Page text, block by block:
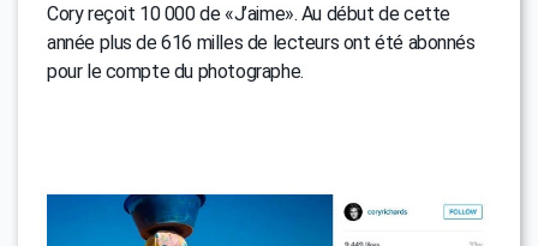
Cory reçoit 10 000 de «J’aime». Au début de cette
année plus de 616 milles de lecteurs ont été abonnés
pour le compte du photographe.